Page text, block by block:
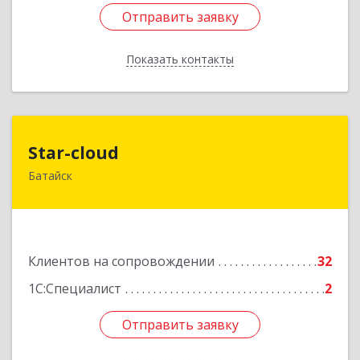
Отправить заявку
Показать контакты
Отправить заявку
Назад
Star-cloud
Батайск
Клиентов на сопровождении
32
1С:Специалист
2
Отправить заявку
346880, Ростовская обл, Батайск г, Фермерская
Отправить заявку